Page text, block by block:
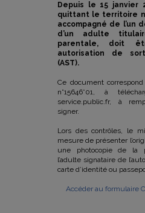
Depuis le 15 janvier
quittant le territoire
accompagné de l’un
d’un adulte
parentale, doit
autorisation de
(AST).
Ce document
n°15646*01, à
service.public.fr, à
signer.
Lors des contrôles, le
mesure de présenter
une photocopie de la
l’adulte signataire de
carte d’identité ou
Accéder au formulaire